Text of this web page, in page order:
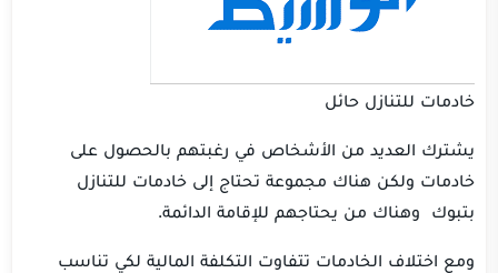
خادمات للتنازل حائل
يشترك العديد من الأشخاص في رغبتهم بالحصول على
خادمات ولكن هناك مجموعة تحتاج إلى خادمات للتنازل
بتبوك وهناك من يحتاجهم للإقامة الدائمة.
ومع اختلاف الخادمات تتفاوت التكلفة المالية لكي تناسب